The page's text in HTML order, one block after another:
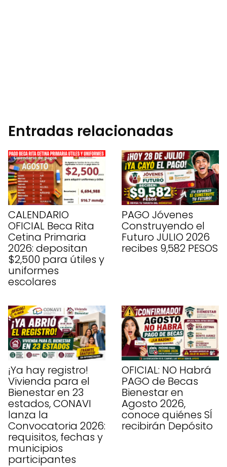
Entradas relacionadas
CALENDARIO
OFICIAL Beca Rita
Cetina Primaria
2026: depositan
$2,500 para útiles y
uniformes
escolares
PAGO Jóvenes
Construyendo el
Futuro JULIO 2026
recibes 9,582 PESOS
¡Ya hay registro!
Vivienda para el
Bienestar en 23
estados, CONAVI
lanza la
Convocatoria 2026:
requisitos, fechas y
municipios
participantes
OFICIAL: NO Habrá
PAGO de Becas
Bienestar en
Agosto 2026,
conoce quiénes SÍ
recibirán Depósito